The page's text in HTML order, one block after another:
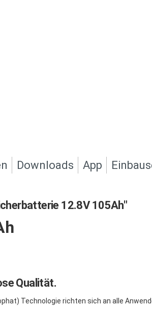
Downloads App
12.8V 105Ah"
Qualität.
Technologie richten sich an alle